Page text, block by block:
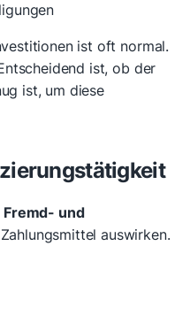
ist oft normal.
ist, ob der
ist, um diese
Fremd- und
auswirken.